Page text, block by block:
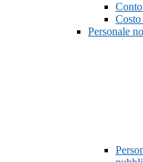
Costo
Personale